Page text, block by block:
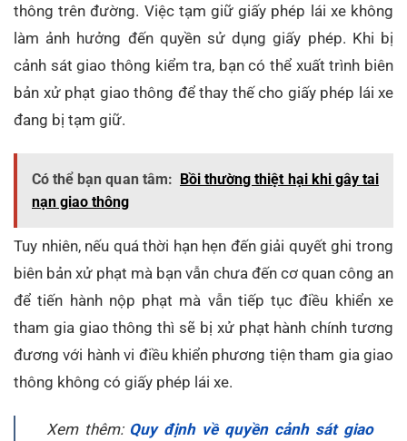
thông trên đường. Việc tạm giữ giấy phép lái xe không
làm ảnh hưởng đến quyền sử dụng giấy phép. Khi bị
cảnh sát giao thông kiểm tra, bạn có thể xuất trình biên
bản xử phạt giao thông để thay thế cho giấy phép lái xe
đang bị tạm giữ.
Có thể bạn quan tâm:
Bồi thường thiệt hại khi gây tai
nạn giao thông
Tuy nhiên, nếu quá thời hạn hẹn đến giải quyết ghi trong
biên bản xử phạt mà bạn vẫn chưa đến cơ quan công an
để tiến hành nộp phạt mà vẫn tiếp tục điều khiển xe
tham gia giao thông thì sẽ bị xử phạt hành chính tương
đương với hành vi điều khiển phương tiện tham gia giao
thông không có giấy phép lái xe.
Xem thêm: Quy định về quyền cảnh sát giao